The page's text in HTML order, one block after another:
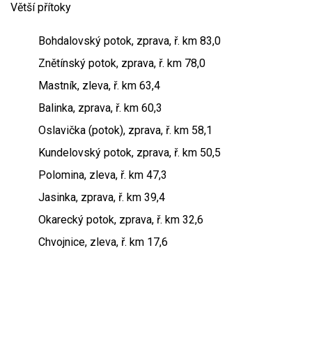
Větší přítoky
Bohdalovský potok, zprava, ř. km 83,0
Znětínský potok, zprava, ř. km 78,0
Mastník, zleva, ř. km 63,4
Balinka, zprava, ř. km 60,3
Oslavička (potok), zprava, ř. km 58,1
Kundelovský potok, zprava, ř. km 50,5
Polomina, zleva, ř. km 47,3
Jasinka, zprava, ř. km 39,4
Okarecký potok, zprava, ř. km 32,6
Chvojnice, zleva, ř. km 17,6